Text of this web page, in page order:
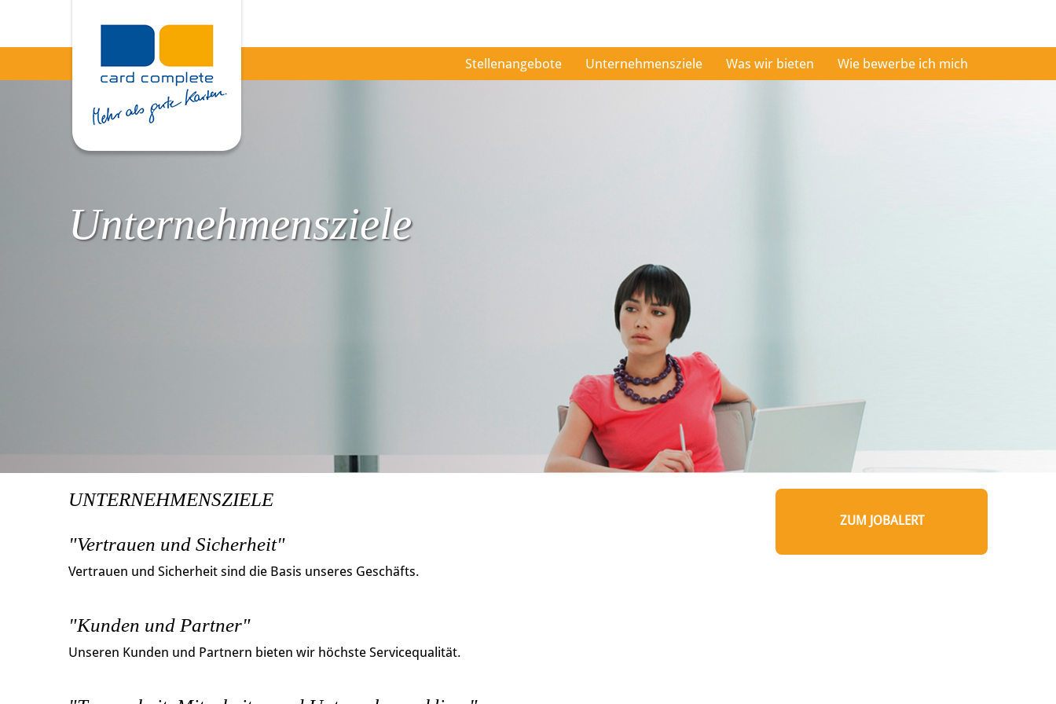
Stellenangebote Unternehmensziele Was wir bieten Wie bewerbe ich mich
Unternehmensziele
ZUM JOBALERT
UNTERNEHMENSZIELE
"Vertrauen und Sicherheit"
Vertrauen und Sicherheit sind die Basis unseres Geschäfts.
"Kunden und Partner"
Unseren Kunden und Partnern bieten wir höchste Servicequalität.